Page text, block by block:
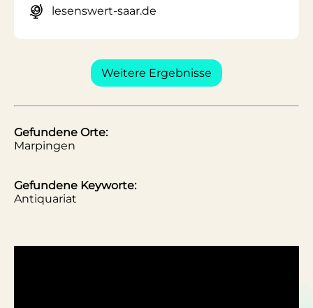
lesenswert-saar.de
Weitere Ergebnisse
Gefundene Orte:
Marpingen
Gefundene Keyworte:
Antiquariat